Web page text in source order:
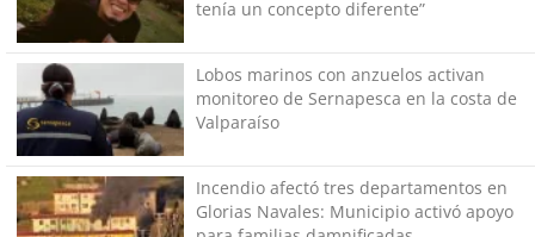
tenía un concepto diferente”
Lobos marinos con anzuelos activan
monitoreo de Sernapesca en la costa de
Valparaíso
Incendio afectó tres departamentos en
Glorias Navales: Municipio activó apoyo